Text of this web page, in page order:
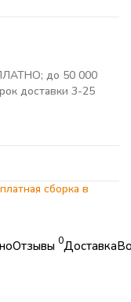
Отзывы 0Доставка
Экстрим (Extreme)
до 50 000
доставки 3-25
сборка в